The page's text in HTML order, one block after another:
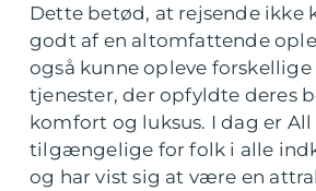
Dette betød, at rejsende ikke
godt af en altomfattende
også kunne opleve
tjenester, der opfyldte deres
komfort og luksus. I dag er
tilgængelige for folk i alle
og har vist sig at være en